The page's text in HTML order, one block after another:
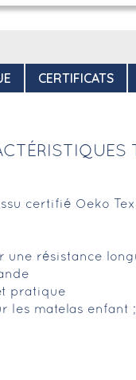
CERTIFICATS
certifié Oeko
une résistance
pratique
les matelas